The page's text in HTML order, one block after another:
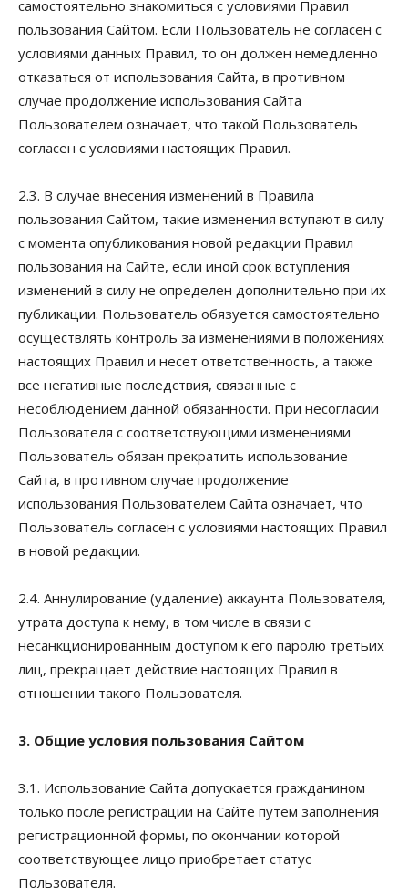
самостоятельно знакомиться с условиями Правил
пользования Сайтом. Если Пользователь не согласен с
условиями данных Правил, то он должен немедленно
отказаться от использования Сайта, в противном
случае продолжение использования Сайта
Пользователем означает, что такой Пользователь
согласен с условиями настоящих Правил.
2.3. В случае внесения изменений в Правила
пользования Сайтом, такие изменения вступают в силу
с момента опубликования новой редакции Правил
пользования на Сайте, если иной срок вступления
изменений в силу не определен дополнительно при их
публикации. Пользователь обязуется самостоятельно
осуществлять контроль за изменениями в положениях
настоящих Правил и несет ответственность, а также
все негативные последствия, связанные с
несоблюдением данной обязанности. При несогласии
Пользователя с соответствующими изменениями
Пользователь обязан прекратить использование
Сайта, в противном случае продолжение
использования Пользователем Сайта означает, что
Пользователь согласен с условиями настоящих Правил
в новой редакции.
2.4. Аннулирование (удаление) аккаунта Пользователя,
утрата доступа к нему, в том числе в связи с
несанкционированным доступом к его паролю третьих
лиц, прекращает действие настоящих Правил в
отношении такого Пользователя.
3. Общие условия пользования Сайтом
3.1. Использование Сайта допускается гражданином
только после регистрации на Сайте путём заполнения
регистрационной формы, по окончании которой
соответствующее лицо приобретает статус
Пользователя.